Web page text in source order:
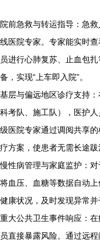
院前急救与转运指导：急
线医院专家。专家能实时
员进行心肺复苏、止血包
备，实现“上车即入院”。
基层与偏远地区诊疗支持
科考队、施工队），医护
级医院专家通过调阅共享
疗方案，使患者无需长途跋
慢性病管理与家庭监护：
将血压、血糖等数据自动
健康状况，及时发现异常
重大公共卫生事件响应：
员直接暴露风险。通过远